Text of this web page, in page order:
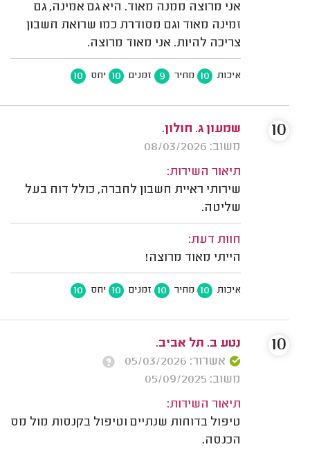
אני מרוצה ממנה מאוד. היא גם אמינה, גם
זמינה מאוד וגם מסודרת כמו שרואת חשבון
צריכה להיות. אני מאוד מרוצה.
איכות 10 מחיר 9 זמנים 10 יחס 10
שמעון ג. חולון.
משוב: 08/03/2026
תיאור השירות:
שירותי ראיית חשבון לחברה, כולל דוח בעל
שליטה.
חוות דעת:
הייתי מאוד מרוצה!
איכות 10 מחיר 10 זמנים 10 יחס 10
10
נטע ב. תל אביב.
אשרור: 05/03/2026
משוב: 05/09/2025
תיאור השירות:
טיפול בדוחות שנתיים וטיפול בקנסות מול מס
הכנסה.
10